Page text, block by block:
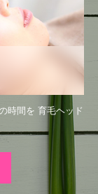
時間を 育毛ヘッド